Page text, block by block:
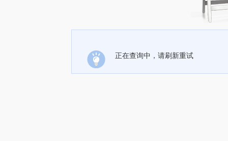
正在查询中，请刷新重试